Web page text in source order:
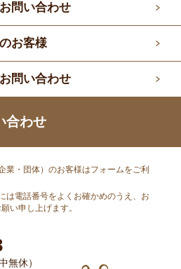
問い合わせ
お客様
問い合わせ
合わせ
業・団体）のお客様はフォームをご利
は電話番号をよくお確かめのうえ、お
い申し上げます。
無休）